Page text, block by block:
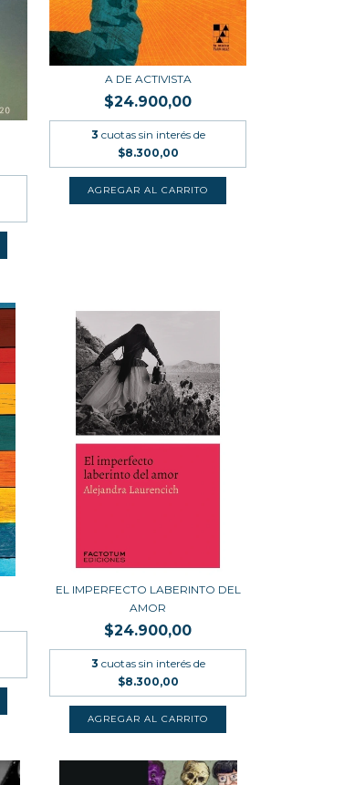
A DE ACTIVISTA
$24.900,00
3 cuotas sin interés de
$8.300,00
EL IMPERFECTO LABERINTO DEL
AMOR
$24.900,00
3 cuotas sin interés de
$8.300,00